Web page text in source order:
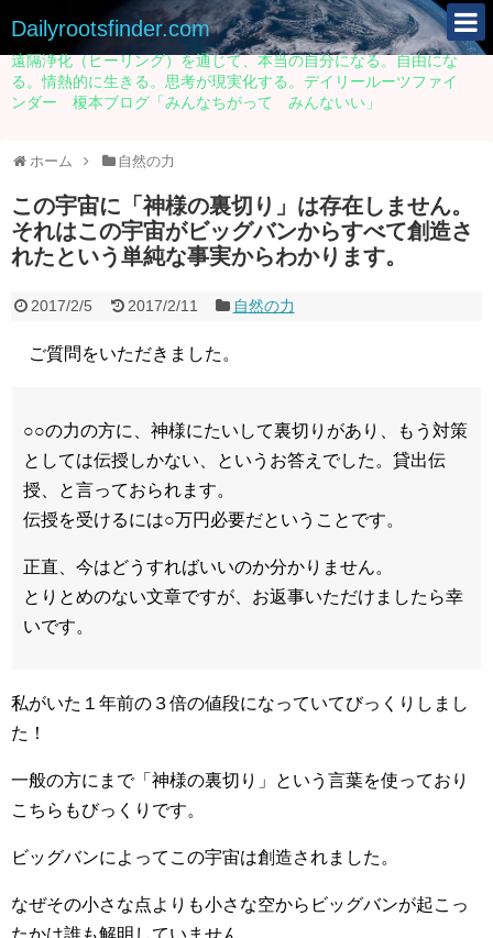
Dailyrootsfinder.com
遠隔浄化（ヒーリング）を通じて、本当の自分になる。自由にな
る。情熱的に生きる。思考が現実化する。デイリールーツファイ
ンダー 榎本ブログ「みんなちがって みんないい」
ホーム 自然の力
この宇宙に「神様の裏切り」は存在しません。
それはこの宇宙がビッグバンからすべて創造さ
れたという単純な事実からわかります。
2017/2/5 2017/2/11 自然の力
ご質問をいただきました。
○○の力の方に、 神様にたいして裏切 りがあり、もう対策
としては伝授しかない、というお答えでした。貸出伝
授、と言っておられます。
伝授を受けるには○万円必要だということです。
正直、今はどうすればいいのか分かりません。
とりとめのない文章ですが、お返事いただけましたら幸
いです。
私がいた１年前の３倍の値段になっていてびっくりしまし
た！
一般の方にまで「神様の裏切り」という言葉を使っており
こちらもびっくりです。
ビッグバンによってこの宇宙は創造されました。
なぜその小さな点よりも小さな空からビッグバンが起こっ
たかは誰も解明していません。